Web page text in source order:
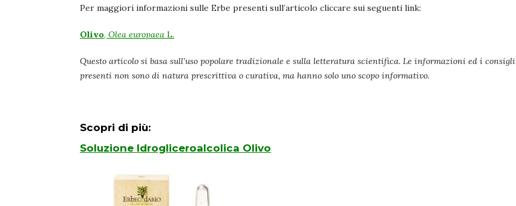
Per maggiori informazioni sulle Erbe presenti sull’articolo cliccare sui seguenti link:
Olivo, Olea europaea L.
Questo articolo si basa sull’uso popolare tradizionale e sulla letteratura scientifica. Le informazioni ed i consigli
presenti non sono di natura prescrittiva o curativa, ma hanno solo uno scopo informativo.
Scopri di più:
Soluzione Idrogliceroalcolica Olivo